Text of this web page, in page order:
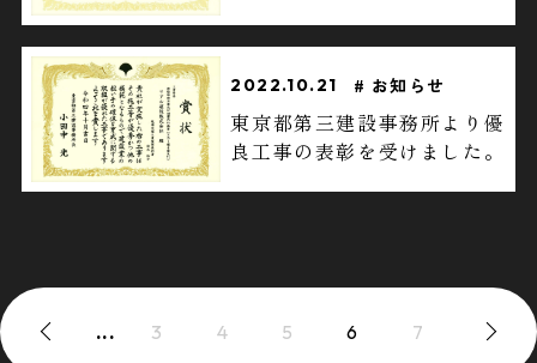
2022.10.21 お知らせ
東京都第三建設事務所より優
良工事の表彰を受けました。
... 3 4 5 6 7